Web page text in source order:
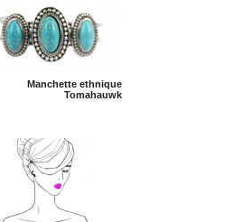
Manchette ethnique
Tomahauwk